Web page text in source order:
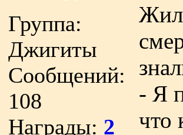
Группа:
Джигиты
Сообщений:
108
Награды: 2
- Я
что